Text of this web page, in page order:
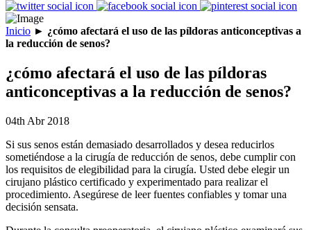
Inicio ► ¿cómo afectará el uso de las píldoras anticonceptivas a
la reducción de senos?
¿cómo afectará el uso de las píldoras
anticonceptivas a la reducción de senos?
04th Abr 2018
Si sus senos están demasiado desarrollados y desea reducirlos
sometiéndose a la cirugía de reducción de senos, debe cumplir con
los requisitos de elegibilidad para la cirugía. Usted debe elegir un
cirujano plástico certificado y experimentado para realizar el
procedimiento. Asegúrese de leer fuentes confiables y tomar una
decisión sensata.